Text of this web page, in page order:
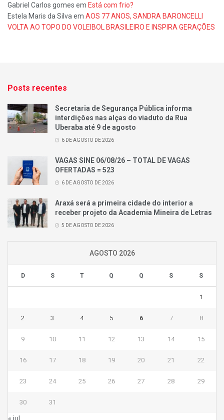
Gabriel Carlos gomes em Está com frio?
Estela Maris da Silvaem AOS 77 ANOS, SANDRA BARONCELLI
VOLTA AO TOPO DO VOLEIBOL BRASILEIRO E INSPIRA GERAÇÕES
Posts recentes
Secretaria de Segurança Pública informa
interdições nas alças do viaduto da Rua
Uberaba até 9 de agosto
6 DE AGOSTO DE 2026
VAGAS SINE 06/08/26 – TOTAL DE VAGAS
OFERTADAS = 523
6 DE AGOSTO DE 2026
Araxá será a primeira cidade do interior a
receber projeto da Academia Mineira de Letras
5 DE AGOSTO DE 2026
AGOSTO 2026
D S T Q Q S S
1
2 3 4 5 6 7 8
9 10 11 12 13 14 15
16 17 18 19 20 21 22
23 24 25 26 27 28 29
30 31